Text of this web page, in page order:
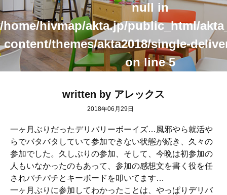
null in
/home/hivmap/akta.jp/public_html/
content/themes/akta2018/single-
on line5
written by アレックス
2018年06月29日
一ヶ月ぶりだったデリバリーボーイズ…風邪やら就活や
らでバタバタしていて参加できない状態が続き、久々の
参加でした。久しぶりの参加、そして、今晩は初参加の
人もいなかったのもあって、参加の感想文を書く役を任
されパチパチとキーボードを叩いてます…
一ヶ月ぶりに参加してわかったことは、やっぱりデリバ